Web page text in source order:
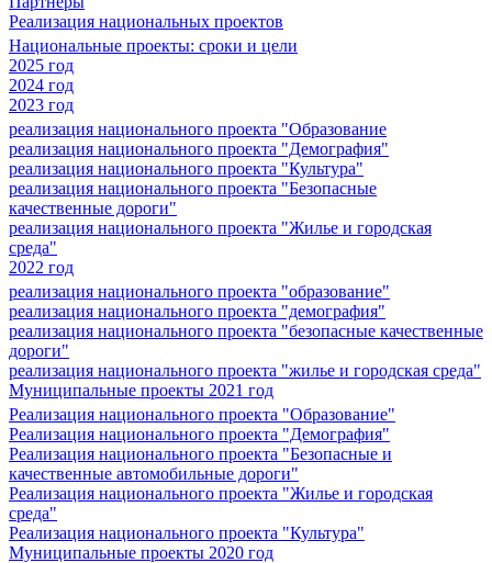
Реализация национальных проектов
Национальные проекты: сроки и цели
2025 год
2024 год
2023 год
реализация национального проекта "Образование
реализация национального проекта "Демография"
реализация национального проекта "Культура"
реализация национального проекта "Безопасные
качественные дороги"
реализация национального проекта "Жилье и городская
среда"
2022 год
реализация национального проекта "образование"
реализация национального проекта "демография"
реализация национального проекта "безопасные качественные
дороги"
реализация национального проекта "жилье и городская среда"
Муниципальные проекты 2021 год
Реализация национального проекта "Образование"
Реализация национального проекта "Демография"
Реализация национального проекта "Безопасные и
качественные автомобильные дороги"
Реализация национального проекта "Жилье и городская
среда"
Реализация национального проекта "Культура"
Муниципальные проекты 2020 год